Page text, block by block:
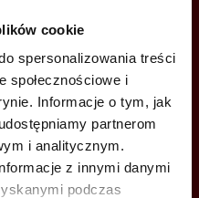
cookie
spersonalizowania treści
społecznościowe i
Informacje o tym, jak
partnerom
i analitycznym.
z innymi danymi
podczas